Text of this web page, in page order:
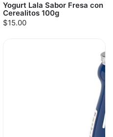
Yogurt Lala Sabor Fresa con
Cerealitos 100g
$15.00